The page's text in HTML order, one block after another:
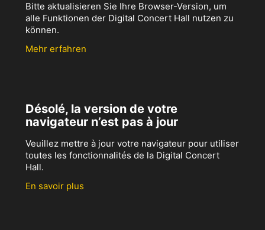
Bitte aktualisieren Sie Ihre Browser-Version, um
alle Funktionen der Digital Concert Hall nutzen zu
können.
Mehr erfahren
Désolé, la version de votre
navigateur n’est pas à jour
Veuillez mettre à jour votre navigateur pour utiliser
toutes les fonctionnalités de la Digital Concert
Hall.
En savoir plus